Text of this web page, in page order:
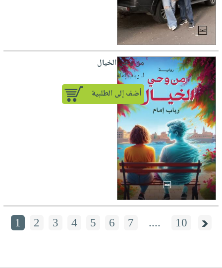
من وحي الخيال
لـ رباب إمام
أضف إلى الطلبية
1 2 3 4 5 6 7 .... 10